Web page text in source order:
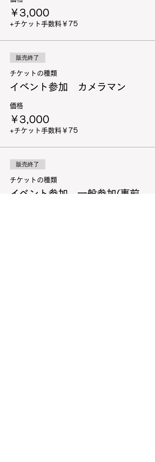
￥3,000
+チケット手数料￥75
販売終了
チケットの種類
イベント参加 カメラマン
価格
￥3,000
+チケット手数料￥75
販売終了
チケットの種類
イベント参加 一般参加(事前